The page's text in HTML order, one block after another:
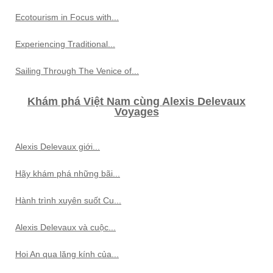
Ecotourism in Focus with...
Experiencing Traditional...
Sailing Through The Venice of...
Khám phá Việt Nam cùng Alexis Delevaux
Voyages
Alexis Delevaux giới...
Hãy khám phá những bãi...
Hành trình xuyên suốt Cu...
Alexis Delevaux và cuộc...
Hoi An qua lăng kính của...